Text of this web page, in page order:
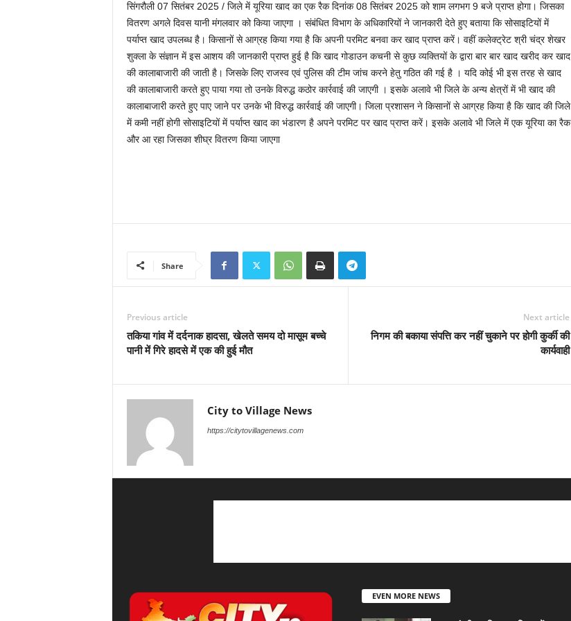
सिंगरौली 07 सितंबर 2025 / जिले में यूरिया खाद का एक रैक दिनांक 08 सितंबर 2025 को शाम लगभग 9 बजे प्राप्त होगा। जिसका
वितरण अगले दिवस यानी मंगलवार को किया जाएगा । संबंधित विभाग के अधिकारियों ने जानकारी देते हुए बताया कि सोसाइटियों में
पर्याप्त खाद उपलब्ध है। किसानों से आग्रह किया गया है कि अपनी परमिट बनवा कर खाद प्राप्त करें। वहीं कलेक्ट्रेट श्री चंद्र शेखर
शुक्ला के संज्ञान में इस आशय की जानकारी प्राप्त हुई है कि खाद गोडाउन कचनी से कुछ व्यक्तियों के द्वारा बार बार खाद खरीद कर खाद
की कालाबाजारी की जाती है। जिसके लिए राजस्व एवं पुलिस की टीम जांच करने हेतु गठित की गई है । यदि कोई भी इस तरह से खाद
की कालाबाजारी करते हुए पाया गया तो उनके विरुद्ध कठोर कार्रवाई की जाएगी । इसके अलावे भी जिले के अन्य क्षेत्रों में भी खाद की
कालाबाजारी करते हुए पाए जाने पर उनके भी विरुद्ध कार्रवाई की जाएगी। जिला प्रशासन ने किसानों से आग्रह किया है कि खाद की जिले
में कमी नहीं होगी सोसाइटियों में पर्याप्त खाद का भंडारण है अपने परमिट पर खाद प्राप्त करें। इसके अलावे भी जिले में एक यूरिया का रैक
और आ रहा जिसका शीघ्र वितरण किया जाएगा
Share
Previous article
तकिया गांव में दर्दनाक हादसा, खेलते समय दो मासूम बच्चे
पानी में गिरे हादसे में एक की हुई मौत
Next article
निगम की बकाया संपत्ति कर नहीं चुकाने पर होगी कुर्की की
कार्यवाही
City to Village News
https://citytovillagenews.com
EVEN MORE NEWS